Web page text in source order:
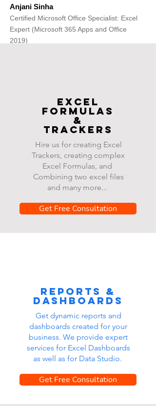
Anjani Sinha
Certified Microsoft Office Specialist: Excel
Expert (Microsoft 365 Apps and Office
2019)
Excel
FOrmulas
&
Trackers
Hire us for creating Excel
Trackers, creating complex
Excel Formulas, and
Combining two excel files
and many more...
Get Free Consultation
Reports &
dashboards
Get dynamic reports and
dashboards created for your
business. We provide expert
services for Excel Dashboards
as well as for Data Studio.
Get Free Consultation